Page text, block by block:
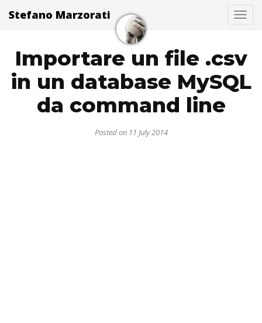
Stefano Marzorati
Importare un file .csv
in un database MySQL
da command line
Posted on 11 July 2014